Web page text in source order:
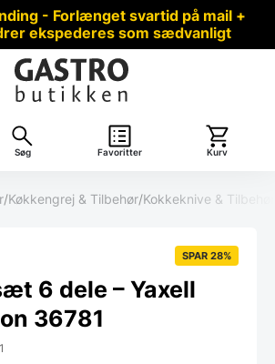
- Forlænget svartid på mail +
ekspederes som sædvanligt
Søg Favoritter Kurv
/Køkkengrej & Tilbehør/Kokkeknive & Tilbehør
SPAR 28%
6 dele – Yaxell
36781